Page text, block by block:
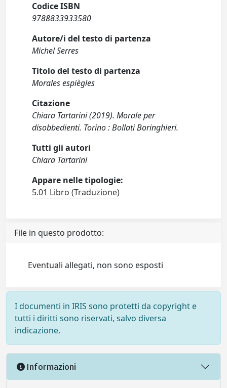
Codice ISBN
9788833933580
Autore/i del testo di partenza
Michel Serres
Titolo del testo di partenza
Morales espiègles
Citazione
Chiara Tartarini (2019). Morale per
disobbedienti. Torino : Bollati Boringhieri.
Tutti gli autori
Chiara Tartarini
Appare nelle tipologie:
5.01 Libro (Traduzione)
File in questo prodotto:
Eventuali allegati, non sono esposti
I documenti in IRIS sono protetti da copyright e
tutti i diritti sono riservati, salvo diversa
indicazione.
Informazioni